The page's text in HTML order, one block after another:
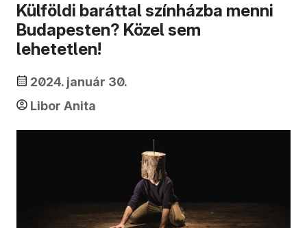
Külföldi baráttal színházba menni
Budapesten? Közel sem
lehetetlen!
2024. január 30.
Libor Anita